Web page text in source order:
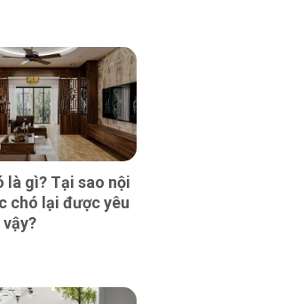
là gì? Tại sao nội
chó lại được yêu